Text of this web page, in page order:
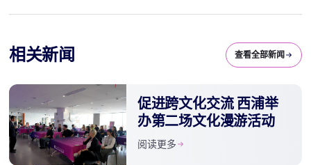
相关新闻 查看全部新闻
促进跨文化交流 西浦举
办第二场文化漫游活动
阅读更多